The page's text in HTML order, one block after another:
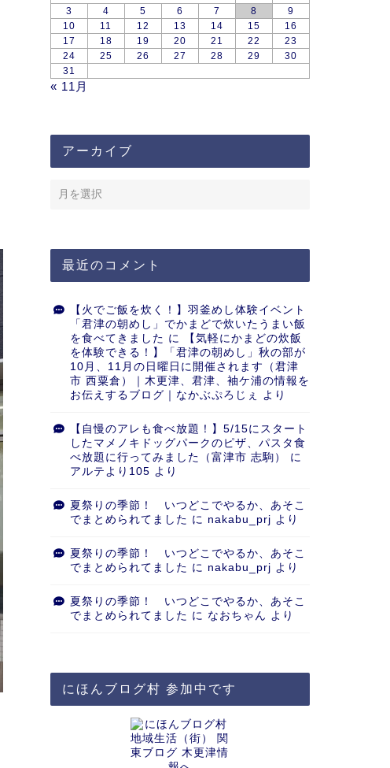
3
4 5 6 7 8
9
10
11 12 13 14 15
16
17
18 19 20 21 22
23
24
25 26 27 28 29
30
31
« 11月
アーカイブ
最近のコメント
【火でご飯を炊く！】羽釜めし体験イベント
「君津の朝めし」でかまどで炊いたうまい飯
を食べてきました に
【気軽にかまどの炊飯
を体験できる！】「君津の朝めし」秋の部が
10月、11月の日曜日に開催されます（君津
市 西粟倉）｜木更津、君津、袖ケ浦の情報を
お伝えするブログ｜なかぶぷろじぇ
より
【自慢のアレも食べ放題！】5/15にスタート
したマメノキドッグパークのピザ、パスタ食
べ放題に行ってみました（富津市 志駒）
に
アルテより105 より
夏祭りの季節！ いつどこでやるか、あそこ
でまとめられてました に nakabu_prj より
夏祭りの季節！ いつどこでやるか、あそこ
でまとめられてました に nakabu_prj より
夏祭りの季節！ いつどこでやるか、あそこ
でまとめられてました に なおちゃん より
にほんブログ村 参加中です